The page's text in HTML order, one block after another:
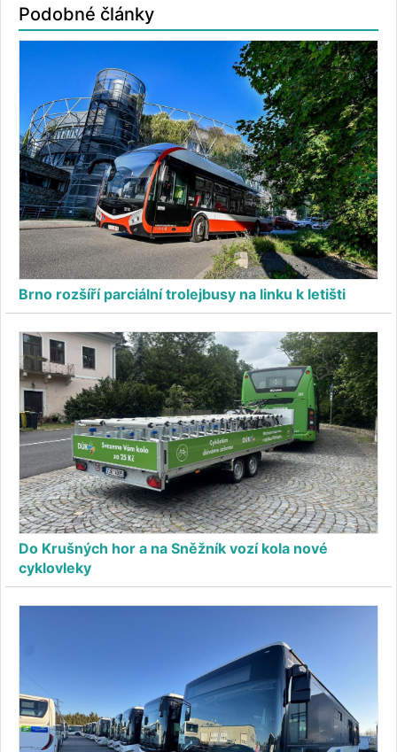
Podobné články
Brno rozšíří parciální trolejbusy na linku k letišti
Do Krušných hor a na Sněžník vozí kola nové
cyklovleky